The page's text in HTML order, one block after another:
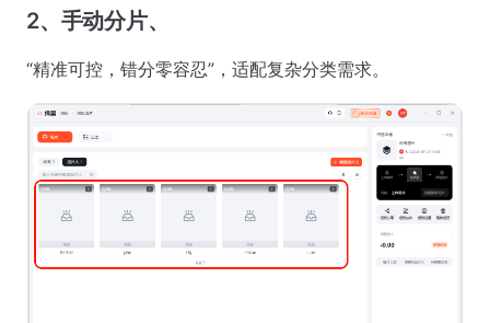
2、手动分片、
“精准可控，错分零容忍”，适配复杂分类需求。